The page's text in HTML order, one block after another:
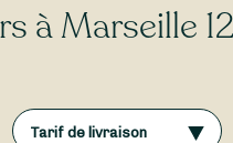
Marseille 12
Tarif de livraison